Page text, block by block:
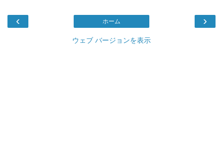
‹ ›
ホーム
ウェブ バージョンを表示